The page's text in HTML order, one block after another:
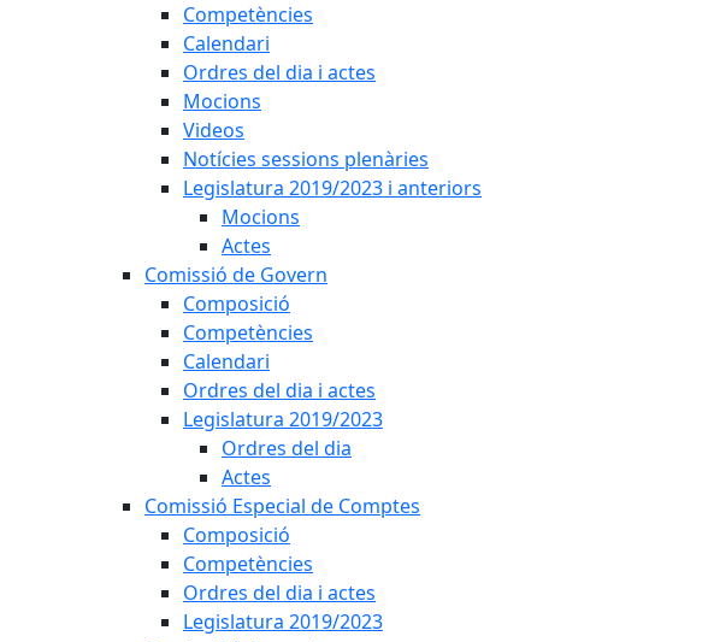
Competències
Calendari
Ordres del dia i actes
Mocions
Videos
Notícies sessions plenàries
Legislatura 2019/2023 i anteriors
Mocions
Actes
Comissió de Govern
Composició
Competències
Calendari
Ordres del dia i actes
Legislatura 2019/2023
Ordres del dia
Actes
Comissió Especial de Comptes
Composició
Competències
Ordres del dia i actes
Legislatura 2019/2023